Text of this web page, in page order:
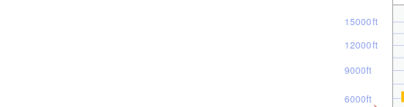
6000ft
9000ft
12000ft
15000ft